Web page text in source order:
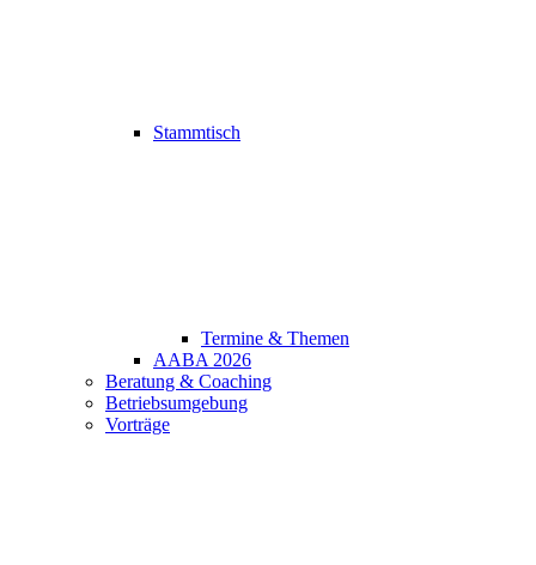
Stammtisch
Termine & Themen
AABA 2026
Beratung & Coaching
Betriebsumgebung
Vorträge